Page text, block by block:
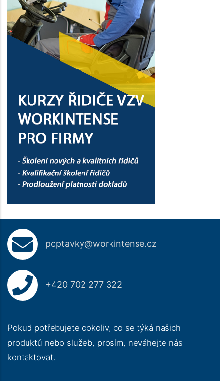
poptavky@workintense.cz
+420 702 277 322
Pokud potřebujete cokoliv, co se týká našich
produktů nebo služeb, prosím, neváhejte nás
kontaktovat.